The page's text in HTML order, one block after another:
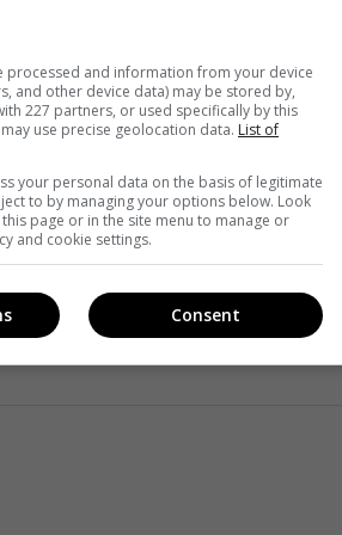
зараз на
для людей поважного віку.
processed and information from your device
and other device data) may be stored by,
227 partners, or used specifically by this
use precise geolocation data. List of
your personal data on the basis of legitimate
to by managing your options below. Look
page or in the site menu to manage or
and cookie settings.
Consent